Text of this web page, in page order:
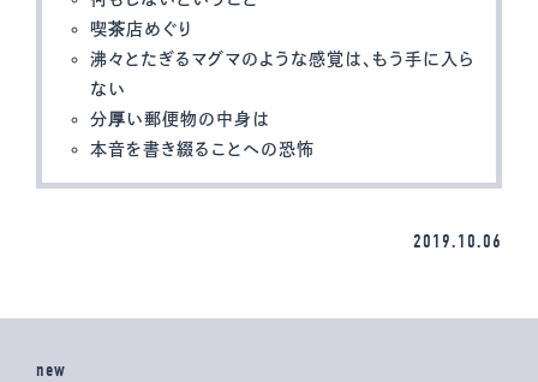
喫茶店めぐり
沸々とたぎるマグマのような感覚は、もう手に入ら
ない
分厚い郵便物の中身は
本音を書き綴ることへの恐怖
2019.10.06
new